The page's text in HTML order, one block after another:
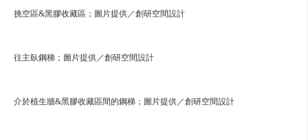
挑空區&黑膠收藏區；圖片提供／創研空間設計
往主臥鋼梯；圖片提供／創研空間設計
介於植生牆&黑膠收藏區間的鋼梯；圖片提供／創研空間設計